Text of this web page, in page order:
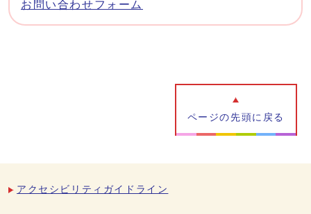
お問い合わせフォーム
ページの先頭に戻る
アクセシビリティガイドライン